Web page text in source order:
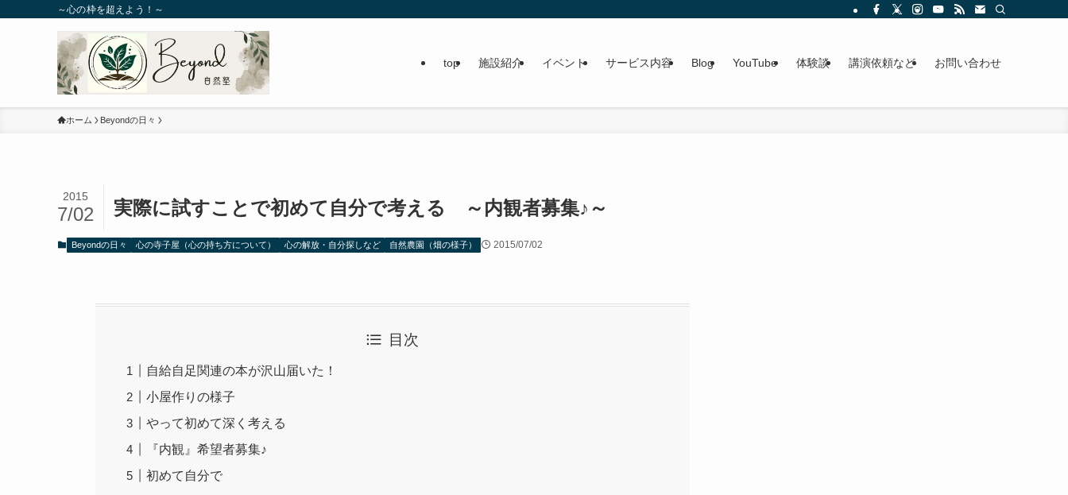
～心の枠を超えよう！～
top 施設紹介 イベント サービス内容 Blog YouTube 体験談 講演依頼など お問い合わせ
ホーム Beyondの日々
実際に試すことで初めて自分で考える ～内観者募集♪～
2015
7/02
Beyondの日々 心の寺子屋（心の持ち方について） 心の解放・自分探しなど 自然農園（畑の様子） 2015/07/02
目次
自給自足関連の本が沢山届いた！
小屋作りの様子
やって初めて深く考える
『内観』希望者募集♪
初めて自分で